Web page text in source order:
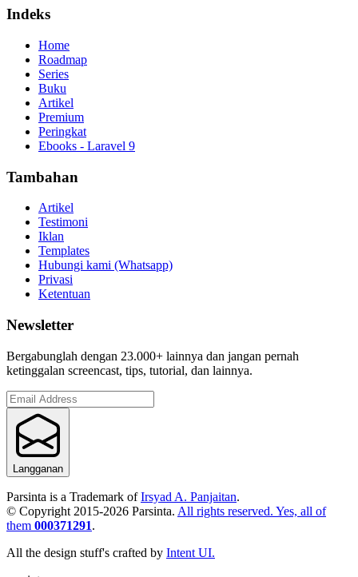
Indeks
Home
Roadmap
Series
Buku
Artikel
Premium
Peringkat
Ebooks - Laravel 9
Tambahan
Artikel
Testimoni
Iklan
Templates
Hubungi kami (Whatsapp)
Privasi
Ketentuan
Newsletter
Bergabunglah dengan 23.000+ lainnya dan jangan pernah
ketinggalan screencast, tips, tutorial, dan lainnya.
Langganan
Parsinta is a Trademark of Irsyad A. Panjaitan.
© Copyright 2015-2026 Parsinta. All rights reserved. Yes, all of
them 000371291.
All the design stuff's crafted by Intent UI.